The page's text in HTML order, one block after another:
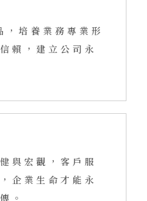
，培養業務專業形
賴，建立公司永
與宏觀，客戶服
企業生命才能永
。